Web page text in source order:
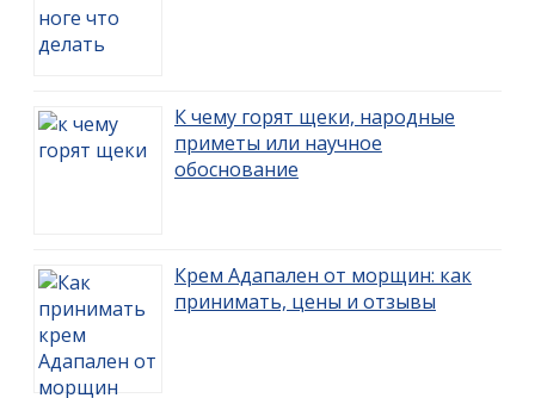
К чему горят щеки, народные
приметы или научное
обоснование
Крем Адапален от морщин: как
принимать, цены и отзывы